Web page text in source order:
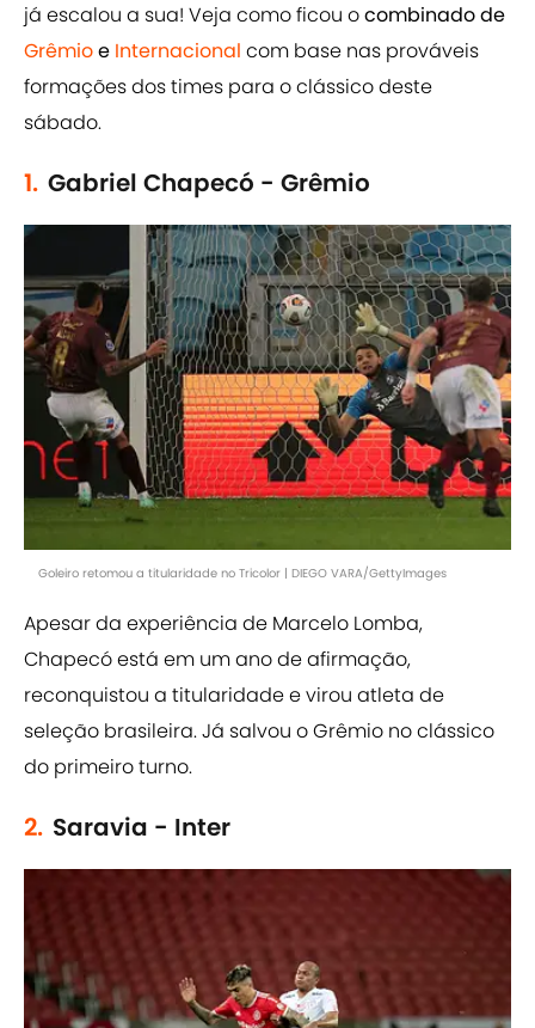
já escalou a sua! Veja como ficou ocombinado de
Grêmioe Internacional com base nas prováveis
formações dos times para o clássico deste
sábado.
1. Gabriel Chapecó - Grêmio
Goleiro retomou a titularidade no Tricolor | DIEGO VARA/GettyImages
Apesar da experiência de Marcelo Lomba,
Chapecó está em um ano de afirmação,
reconquistou a titularidade e virou atleta de
seleção brasileira. Já salvou o Grêmio no clássico
do primeiro turno.
2. Saravia - Inter